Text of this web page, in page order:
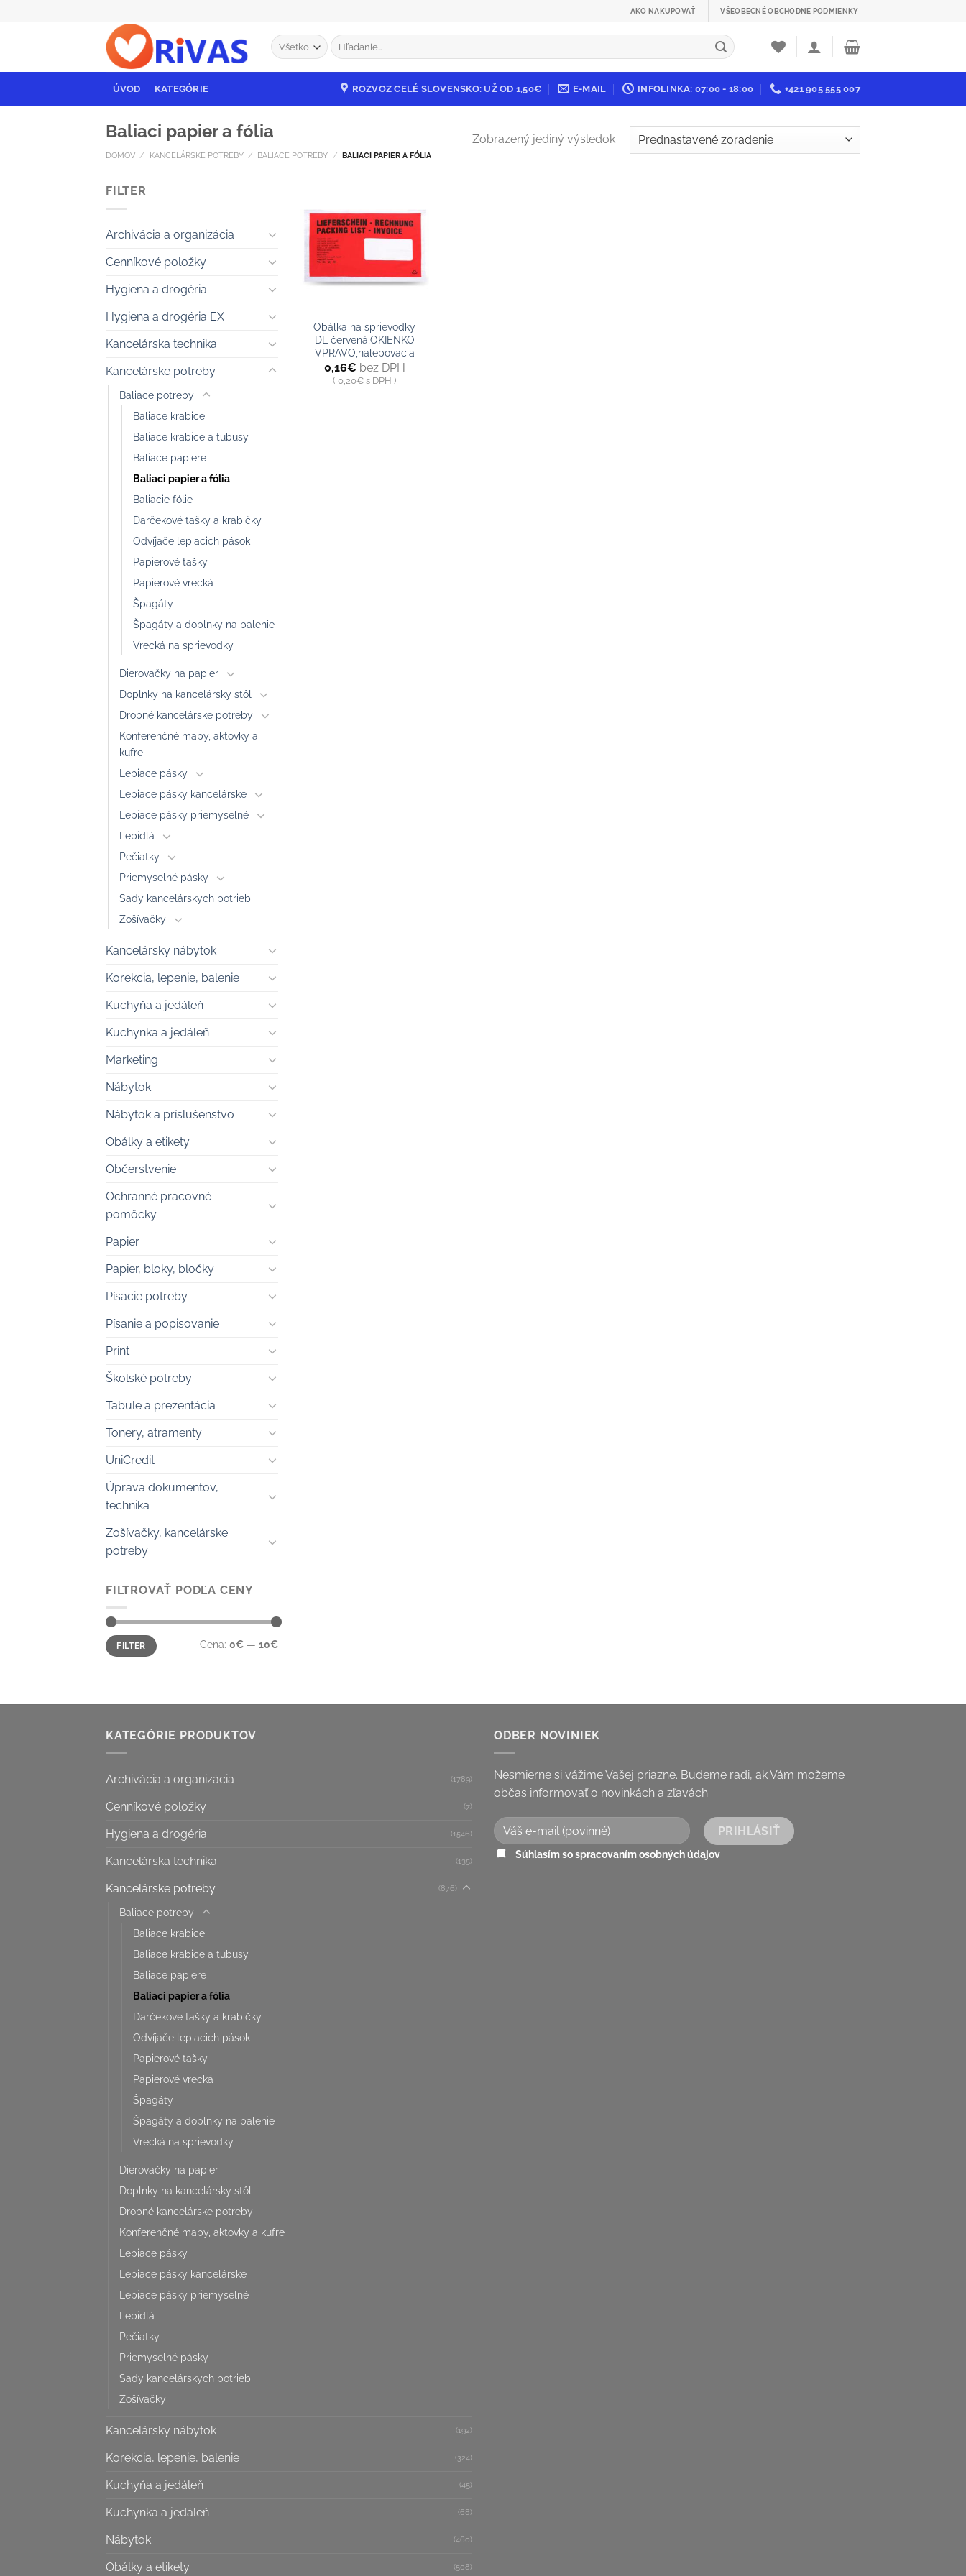
AKO NAKUPOVAŤ VŠEOBECNÉ OBCHODNÉ PODMIENKY
Hľadať:
ÚVOD KATEGÓRIE ROZVOZ CELÉ SLOVENSKO: UŽ OD 1,50€ E-MAIL INFOLINKA: 07:00 - 18:00 +421 905 555 007
Baliaci papier a fólia
DOMOV / KANCELÁRSKE POTREBY / BALIACE POTREBY / BALIACI PAPIER A FÓLIA
Zobrazený jediný výsledok
FILTER
Archivácia a organizácia
Cenníkové položky
Hygiena a drogéria
Hygiena a drogéria EX
Kancelárska technika
Kancelárske potreby
Baliace potreby
Baliace krabice
Baliace krabice a tubusy
Baliace papiere
Baliaci papier a fólia
Baliacie fólie
Darčekové tašky a krabičky
Odvíjače lepiacich pások
Papierové tašky
Papierové vrecká
Špagáty
Špagáty a doplnky na balenie
Vrecká na sprievodky
Dierovačky na papier
Doplnky na kancelársky stôl
Drobné kancelárske potreby
Konferenčné mapy, aktovky a
kufre
Lepiace pásky
Lepiace pásky kancelárske
Lepiace pásky priemyselné
Lepidlá
Pečiatky
Priemyselné pásky
Sady kancelárskych potrieb
Zošívačky
Kancelársky nábytok
Korekcia, lepenie, balenie
Kuchyňa a jedáleň
Kuchynka a jedáleň
Marketing
Nábytok
Nábytok a príslušenstvo
Obálky a etikety
Občerstvenie
Ochranné pracovné
pomôcky
Papier
Papier, bloky, bločky
Písacie potreby
Písanie a popisovanie
Print
Školské potreby
Tabule a prezentácia
Tonery, atramenty
UniCredit
Úprava dokumentov,
technika
Zošívačky, kancelárske
potreby
FILTROVAŤ PODĽA CENY
Minimálna
cena
Maximálna
cenaFILTER Cena: 0€ — 10€
Pridať do
zoznamu
Obálka na sprievodky
DL červená,OKIENKO
VPRAVO,nalepovacia
0,16€ bez DPH
0,20€ s DPH
KATEGÓRIE PRODUKTOV
Archivácia a organizácia (1789)
Cenníkové položky (7)
Hygiena a drogéria (1546)
Kancelárska technika (135)
Kancelárske potreby (876)
Baliace potreby
Baliace krabice
Baliace krabice a tubusy
Baliace papiere
Baliaci papier a fólia
Darčekové tašky a krabičky
Odvíjače lepiacich pások
Papierové tašky
Papierové vrecká
Špagáty
Špagáty a doplnky na balenie
Vrecká na sprievodky
Dierovačky na papier
Doplnky na kancelársky stôl
Drobné kancelárske potreby
Konferenčné mapy, aktovky a kufre
Lepiace pásky
Lepiace pásky kancelárske
Lepiace pásky priemyselné
Lepidlá
Pečiatky
Priemyselné pásky
Sady kancelárskych potrieb
Zošívačky
Kancelársky nábytok (192)
Korekcia, lepenie, balenie (324)
Kuchyňa a jedáleň (45)
Kuchynka a jedáleň (68)
Nábytok (460)
Obálky a etikety (508)
ODBER NOVINIEK
Nesmierne si vážime Vašej priazne. Budeme radi, ak Vám možeme
občas informovať o novinkách a zľavách.
Súhlasím so spracovaním osobných údajov